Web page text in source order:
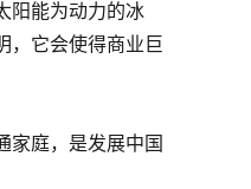
能为动力的冰
，它会使得商业巨
庭，是发展中国